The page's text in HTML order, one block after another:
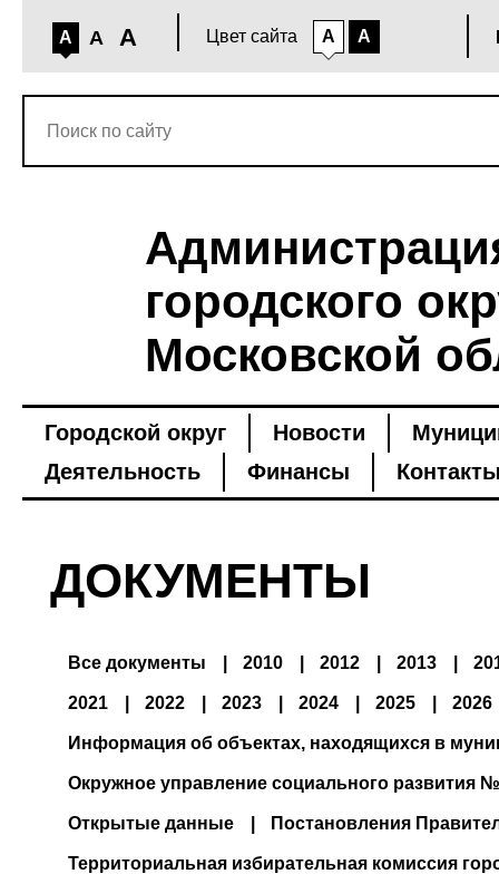
A A A Цвет сайта A A
городского
Московской
Городской округ Новости
Деятельность
Финансы
ДОКУМЕНТЫ
Все документы 2010 2012 2013
2021 2022 2023 2024 2025 2026
Информация об объектах, находящихся в
Окружное управление социального развития
Открытые данные Постановления
Территориальная избирательная комиссия